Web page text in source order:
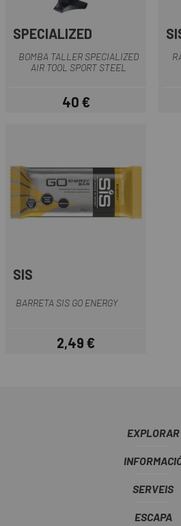
SPECIALIZED
BOMBA TALLER SPECIALIZED
AIR TOOL SPORT STEEL
Preu
40 €
SIS
BARRETA SIS GO ENERGY
Preu
2,49 €
EXPLORAR
SERVEIS
ESCAPA